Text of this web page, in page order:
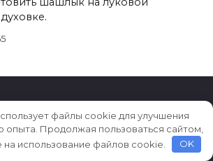
на каждый деньфайлы cookie для улучшения
опыта. Продолжая пользоваться сайтом,
на использование файлов cookie.
OK